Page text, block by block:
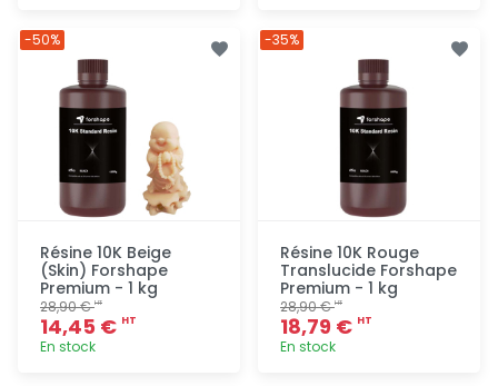
rapide
Résine 10K Beige
(Skin) Forshape
Premium - 1 kg
28,90 €HT
14,45 € HT
En stock
-50%
Résine 10K Rouge
Translucide Forshape
Premium - 1 kg
28,90 €HT
18,79 € HT
En stock
-35%